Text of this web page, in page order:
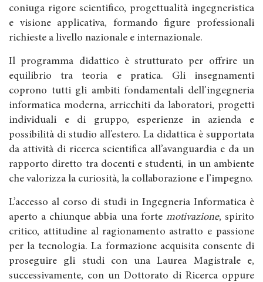
coniuga rigore scientifico, progettualità ingegneristica
e visione applicativa, formando figure professionali
richieste a livello nazionale e internazionale.
Il programma didattico è strutturato per offrire un
equilibrio tra teoria e pratica. Gli insegnamenti
coprono tutti gli ambiti fondamentali dell’ingegneria
informatica moderna, arricchiti da laboratori, progetti
individuali e di gruppo, esperienze in azienda e
possibilità di studio all’estero. La didattica è supportata
da attività di ricerca scientifica all’avanguardia e da un
rapporto diretto tra docenti e studenti, in un ambiente
che valorizza la curiosità, la collaborazione e l’impegno.
L’accesso al corso di studi in Ingegneria Informatica è
aperto a chiunque abbia una forte motivazione, spirito
critico, attitudine al ragionamento astratto e passione
per la tecnologia. La formazione acquisita consente di
proseguire gli studi con una Laurea Magistrale e,
successivamente, con un Dottorato di Ricerca oppure